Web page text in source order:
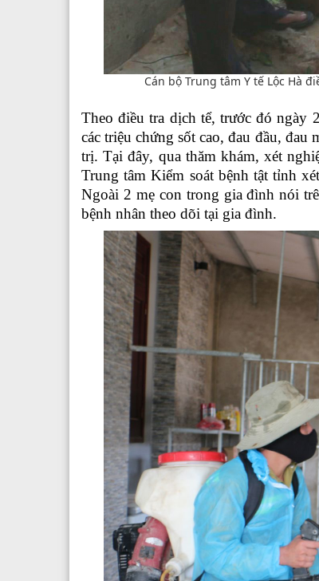
Cán bộ Trung tâm Y tế Lộc Hà
Theo điều tra dịch tể, trước đó
các triệu chứng sốt cao, đau đầu,
trị. Tại đây, qua thăm khám, xét
Trung tâm Kiểm soát bệnh tật tỉnh
Ngoài 2 mẹ con trong gia đình nói
bệnh nhân theo dõi tại gia đình.